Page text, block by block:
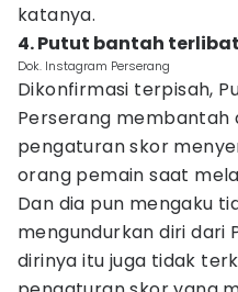
katanya.
4. Putut bantah
Dok. Instagram Perserang
Dikonfirmasi terpisah,
Perserang
pengaturan skor
orang pemain saat
Dan dia pun mengaku
mengundurkan diri dari
dirinya itu juga tidak